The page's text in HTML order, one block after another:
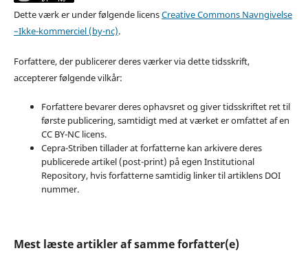
Dette værk er under følgende licensCreative Commons Navngivelse
–Ikke-kommerciel (by-nc).
Forfattere, der publicerer deres værker via dette tidsskrift,
accepterer følgende vilkår:
Forfattere bevarer deres ophavsret og giver tidsskriftet ret til
første publicering, samtidigt med at værket er omfattet af en
CC BY-NC licens.
Cepra-Striben tillader at forfatterne kan arkivere deres
publicerede artikel (post-print) på egen Institutional
Repository, hvis forfatterne samtidig linker til artiklens DOI
nummer.
Mest læste artikler af samme forfatter(e)